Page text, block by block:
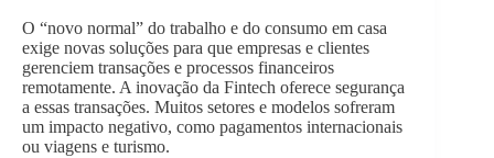
O “novo normal” do trabalho e do consumo em casa
exige novas soluções para que empresas e clientes
gerenciem transações e processos financeiros
remotamente. A inovação da Fintech oferece segurança
a essas transações. Muitos setores e modelos sofreram
um impacto negativo, como pagamentos internacionais
ou viagens e turismo.